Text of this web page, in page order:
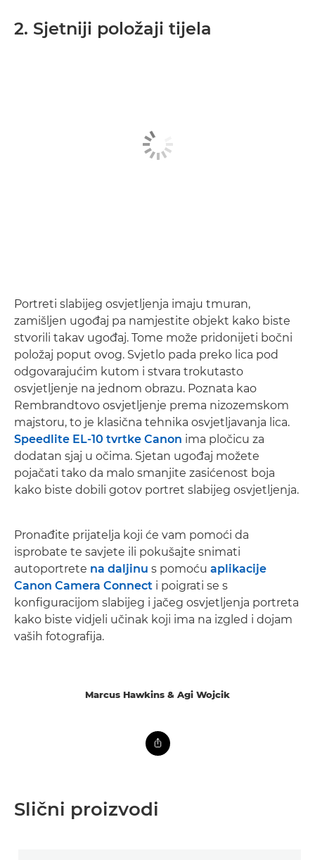
2. Sjetniji položaji tijela
Portreti slabijeg osvjetljenja imaju tmuran,
zamišljen ugođaj pa namjestite objekt kako biste
stvorili takav ugođaj. Tome može pridonijeti bočni
položaj poput ovog. Svjetlo pada preko lica pod
odgovarajućim kutom i stvara trokutasto
osvjetljenje na jednom obrazu. Poznata kao
Rembrandtovo osvjetljenje prema nizozemskom
majstoru, to je klasična tehnika osvjetljavanja lica.
Speedlite EL-10 tvrtke Canon ima pločicu za
dodatan sjaj u očima. Sjetan ugođaj možete
pojačati tako da malo smanjite zasićenost boja
kako biste dobili gotov portret slabijeg osvjetljenja.
Pronađite prijatelja koji će vam pomoći da
isprobate te savjete ili pokušajte snimati
autoportrete na daljinu s pomoću aplikacije
Canon Camera Connect i poigrati se s
konfiguracijom slabijeg i jačeg osvjetljenja portreta
kako biste vidjeli učinak koji ima na izgled i dojam
vaših fotografija.
Marcus Hawkins & Agi Wojcik
Slični proizvodi